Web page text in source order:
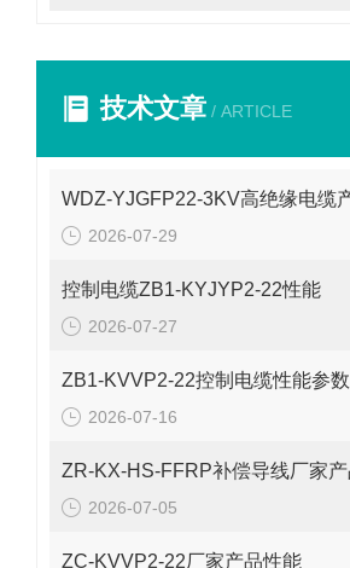
技术文章 / ARTICLE
2026-07-29
控制电缆ZB1-KYJYP2-22性能
2026-07-27
ZB1-KVVP2-22控制电缆性能参数
2026-07-16
2026-07-05
ZC-KVVP2-22厂家产品性能